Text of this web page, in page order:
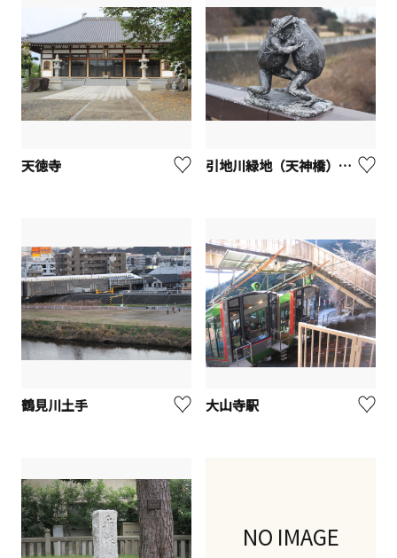
天徳寺 引地川緑地（天神橋）【藤沢市】
鶴見川土手 大山寺駅
NO IMAGE